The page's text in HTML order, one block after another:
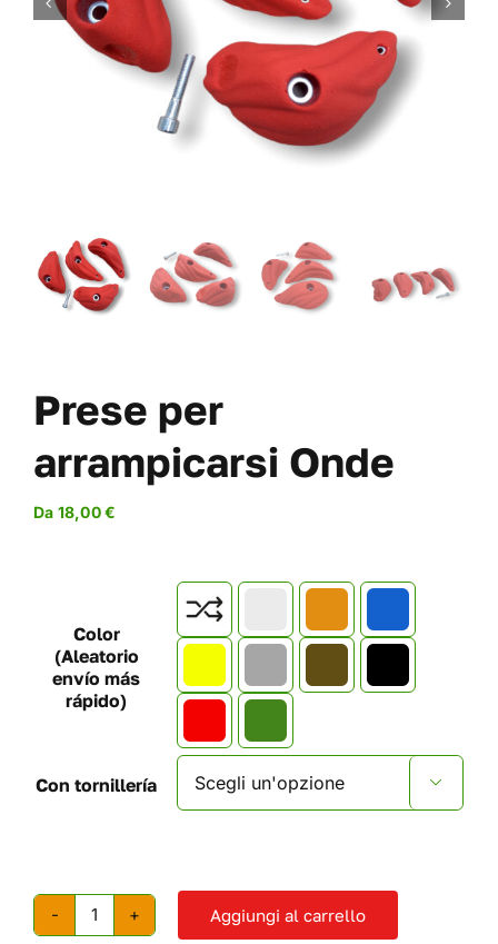
OFFERTE
CHI SIAMO
CARRITO
Prese per
arrampicarsi Onde
Da 18,00€
Color
(Aleatorio
envío más
rápido)
Con tornillería 
Prese
Aggiungi al carrello